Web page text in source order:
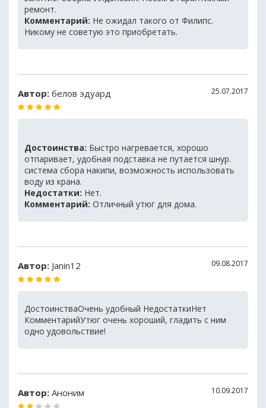
ремонт.
Комментарий: Не ожидал такого от Филипс.
Никому не советую это приобретать.
Автор: белов эдуард 25.07.2017
Достоинства: Быстро нагревается, хорошо
отпаривает, удобная подставка не путается шнур.
система сбора накипи, возможность использовать
воду из крана.
Недостатки: Нет.
Комментарий: Отличный утюг для дома.
Автор: Janin12 09.08.2017
ДостоинстваОчень удобный НедостаткиНет
КомментарийУтюг очень хороший, гладить с ним
одно удовольствие!
Автор: Аноним 10.09.2017